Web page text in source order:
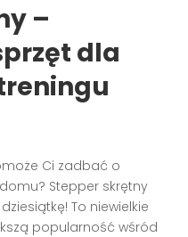
–
dla
Ci zadbać o
Stepper skrętny
To niewielkie
popularność wśród